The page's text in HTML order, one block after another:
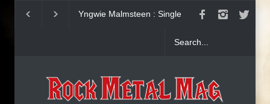
Yngwie Malmsteen : Single
KAI HANSEN :
Welcome To Life